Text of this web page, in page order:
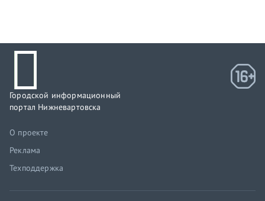
Городской информационный
портал Нижневартовска
О проекте
Реклама
Техподдержка